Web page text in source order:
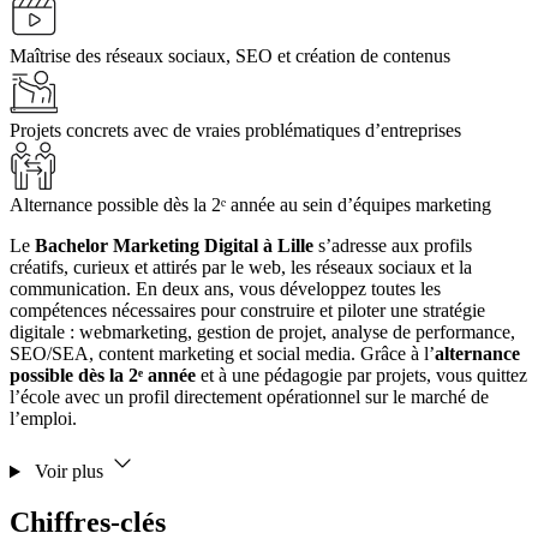
Maîtrise des réseaux sociaux, SEO et création de contenus
Projets concrets avec de vraies problématiques d’entreprises
Alternance possible dès la 2ᵉ année au sein d’équipes marketing
Le Bachelor Marketing Digital à Lille s’adresse aux profils
créatifs, curieux et attirés par le web, les réseaux sociaux et la
communication. En deux ans, vous développez toutes les
compétences nécessaires pour construire et piloter une stratégie
digitale : webmarketing, gestion de projet, analyse de performance,
SEO/SEA, content marketing et social media. Grâce à l’alternance
possible dès la 2ᵉ année et à une pédagogie par projets, vous quittez
l’école avec un profil directement opérationnel sur le marché de
l’emploi.
Voir plus
Chiffres-clés